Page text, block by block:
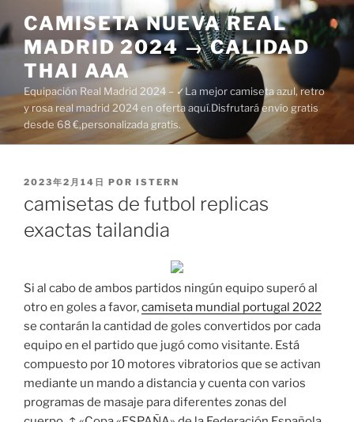
al
contenido
CAMISETA NUEVA REAL
MADRID 2024 → CALIDAD
THAI AAA
Equipación Real Madrid 2024 – ✓La mejor camiseta azul, retro
y rosa real madrid 2024 en oferta aquí.Disfrutará envío gratis
desde 68 €,personalizada gratis.
PUBLICADO
2023年2月14日 POR ISTERN
camisetas de futbol replicas
exactas tailandia
Si al cabo de ambos partidos ningún equipo superó al
otro en goles a favor,camiseta mundial portugal 2022
se contarán la cantidad de goles convertidos por cada
equipo en el partido que jugó como visitante. Está
compuesto por 10 motores vibratorios que se activan
mediante un mando a distancia y cuenta con varios
programas de masaje para diferentes zonas del